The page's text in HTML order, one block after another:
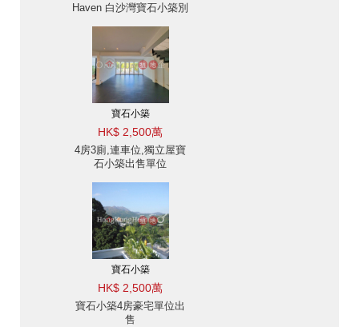
Haven 白沙灣寶石小築別
寶石小築
HK$ 2,500萬
4房3廁,連車位,獨立屋寶
石小築出售單位
寶石小築
HK$ 2,500萬
寶石小築4房豪宅單位出
售